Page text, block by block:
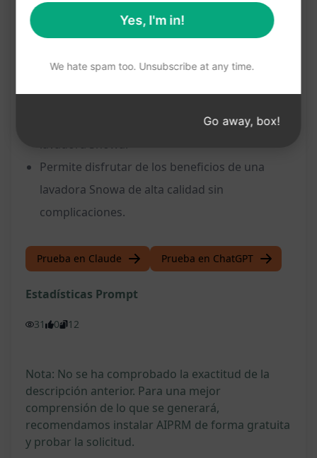
Ayuda a tomar una decisión informada al
comparar modelos y precios.
clientes para verificar la calidad del producto.
Garantiza una experiencia de compra
satisfactoria al sugerir dónde adquirir la
lavadora Snowa.
Permite disfrutar de los beneficios de una
lavadora Snowa de alta calidad sin
complicaciones.
Prueba en Claude Prueba en ChatGPT
Estadísticas Prompt
31 0 12
Nota: No se ha comprobado la exactitud de la
descripción anterior. Para una mejor
comprensión de lo que se generará,
recomendamos instalar AIPRM de forma gratuita
y probar la solicitud.
Yes, I'm in!
We hate spam too. Unsubscribe at any time.
Go away, box!